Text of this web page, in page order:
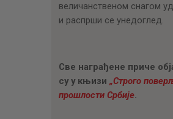
величанственом снагом
и распрши се унедоглед.
Све награђене приче
су у књизи „Строго
прошлости Србије.